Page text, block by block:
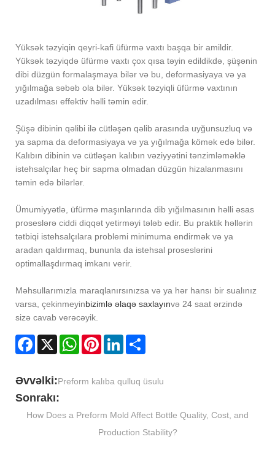
Yüksək təzyiqin qeyri-kafi üfürmə vaxtı başqa bir amildir.
Yüksək təzyiqdə üfürmə vaxtı çox qısa təyin edildikdə, şüşənin
dibi düzgün formalaşmaya bilər və bu, deformasiyaya və ya
yığılmağa səbəb ola bilər. Yüksək təzyiqli üfürmə vaxtının
uzadılması effektiv həlli təmin edir.
Şüşə dibinin qəlibi ilə cütləşən qəlib arasında uyğunsuzluq və
ya sapma da deformasiyaya və ya yığılmağa kömək edə bilər.
Kalıbın dibinin və cütləşən kalıbın vəziyyətini tənzimləməklə
istehsalçılar heç bir sapma olmadan düzgün hizalanmasını
təmin edə bilərlər.
Ümumiyyətlə, üfürmə maşınlarında dib yığılmasının həlli əsas
proseslərə ciddi diqqət yetirməyi tələb edir. Bu praktik həllərin
tətbiqi istehsalçılara problemi minimuma endirmək və ya
aradan qaldırmaq, bununla da istehsal proseslərini
optimallaşdırmaq imkanı verir.
Məhsullarımızla maraqlanırsınızsa və ya hər hansı bir sualınız
varsa, çekinmeyinbizimlə əlaqə saxlayınvə 24 saat ərzində
sizə cavab verəcəyik.
Facebook
X WhatsAppPinterestLinkedIn
Əvvəlki:Preform kalıba qulluq üsulu
Sonrakı:
How Does a Preform Mold Affect Bottle Quality, Cost, and
Production Stability?